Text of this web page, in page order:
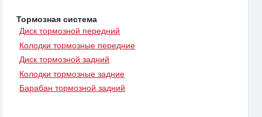
Тормозная система
Диск тормозной передний
Колодки тормозные передние
Диск тормозной задний
Колодки тормозные задние
Барабан тормозной задний